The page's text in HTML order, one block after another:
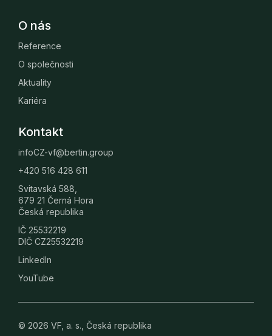
O nás
Reference
O společnosti
Aktuality
Kariéra
Kontakt
infoCZ-vf@bertin.group
+420 516 428 611
Svitavská 588,
679 21 Černá Hora
Česká republika
IČ 25532219
DIČ CZ25532219
LinkedIn
YouTube
© 2026 VF, a. s., Česká republika